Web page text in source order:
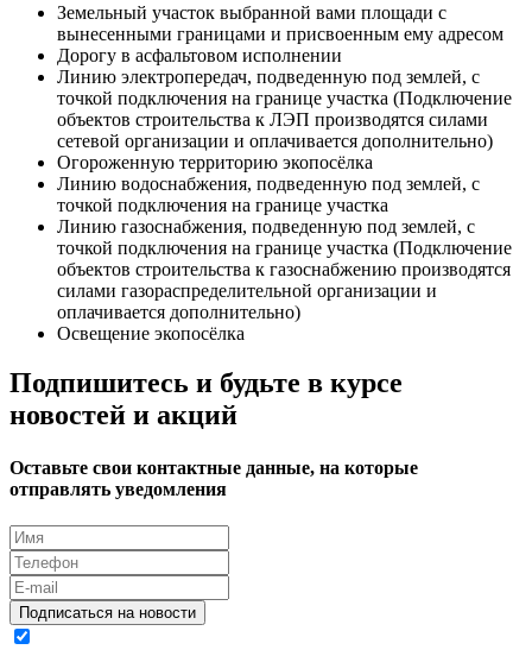
Земельный участок выбранной вами площади с
вынесенными границами и присвоенным ему адресом
Дорогу в асфальтовом исполнении
Линию электропередач, подведенную под землей, с
точкой подключения на границе участка (Подключение
объектов строительства к ЛЭП производятся силами
сетевой организации и оплачивается дополнительно)
Огороженную территорию экопосёлка
Линию водоснабжения, подведенную под землей, с
точкой подключения на границе участка
Линию газоснабжения, подведенную под землей, с
точкой подключения на границе участка (Подключение
объектов строительства к газоснабжению производятся
силами газораспределительной организации и
оплачивается дополнительно)
Освещение экопосёлка
Подпишитесь и будьте в курсе
новостей и акций
Оставьте свои контактные данные, на которые
отправлять уведомления
Подписаться на новости